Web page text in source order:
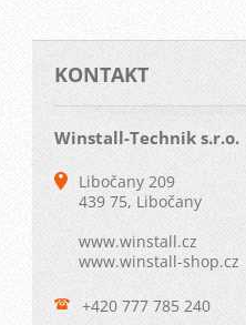
KONTAKT
Winstall-Technik s.r.o.
Libočany 209
439 75, Libočany
www.winstall.cz
www.winstall-shop.cz
+420 777 785 240